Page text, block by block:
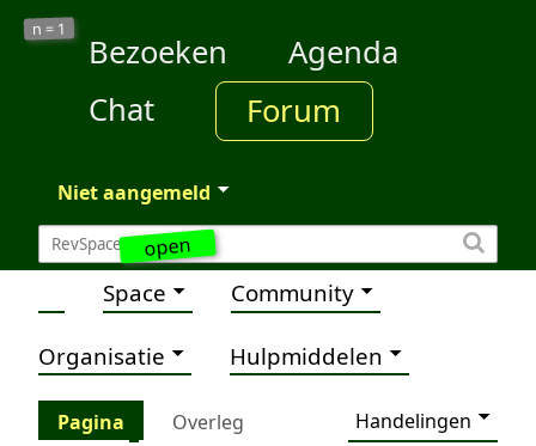
open
n = 1
Bezoeken
Agenda
Chat
Forum
Niet aangemeld
Space Community
Organisatie Hulpmiddelen
Pagina Overleg
Handelingen